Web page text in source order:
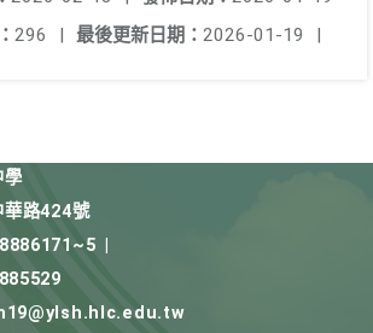
最後更新日期： 2026-01-19 |
296 |
學
華路424號